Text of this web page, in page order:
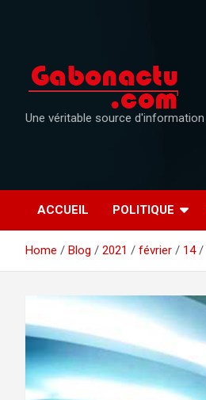
Une véritable source d'information
ACCUEIL POLITIQUE
Home Blog 2021 février 14